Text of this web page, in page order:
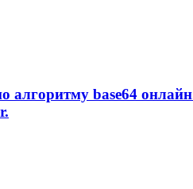
алгоритму base64